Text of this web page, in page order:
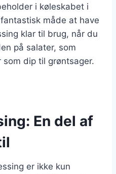
i køleskabet i
måde at have
klar til brug, når du
på salater, som
dip til grøntsager.
En del af
er ikke kun